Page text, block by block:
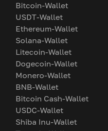
Bitcoin-Wallet
USDT-Wallet
Ethereum-Wallet
Solana-Wallet
Litecoin-Wallet
Dogecoin-Wallet
Monero-Wallet
BNB-Wallet
Bitcoin Cash-Wallet
USDC-Wallet
Shiba Inu-Wallet